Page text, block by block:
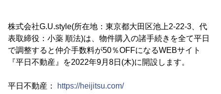
株式会社G.U.style(所在地：東京都大田区池上2-22-3、代
表取締役：小薬 順法)は、物件購入の諸手続きを全て平日
で調整すると仲介手数料が50％OFFになるWEBサイト
『平日不動産』を2022年9月8日(木)に開設します。
平日不動産： https://heijitsu.com/